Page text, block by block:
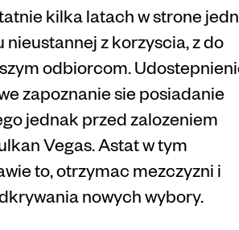
kilka latach w strone
z korzyscia, z do
odbiorcom.
zapoznanie sie posiadanie
jednak przed zalozeniem
Vegas. Astat w tym
to, otrzymac mezczyzni i
nowych wybory.